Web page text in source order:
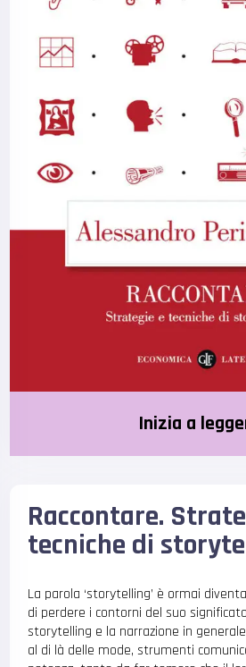
Inizia a
Raccontare.
tecniche di
La parola ‘storytelling’ è ormai
di perdere i contorni del suo
storytelling e la narrazione in
al di là delle mode, strumenti